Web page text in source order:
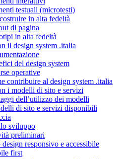
testuali (microtesti)
in alta fedeltà
di pagina
in alta fedeltà
il design system .italia
del design system
operative
contribuire al design system .italia
i modelli di sito e servizi
dell’utilizzo dei modelli
di sito e servizi disponibili
sviluppo
preliminari
responsivo e accessibile
first